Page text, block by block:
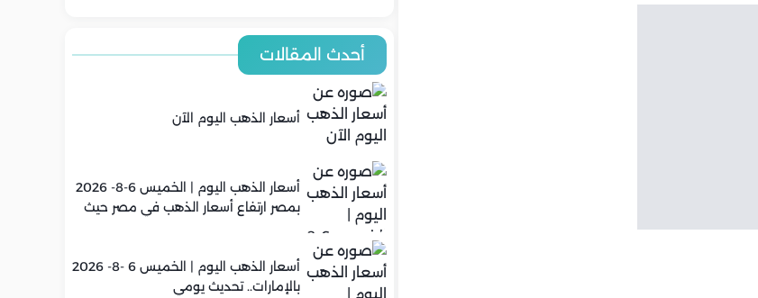
أحدث المقالات
أسعار الذهب اليوم الآن
أسعار الذهب اليوم | الخميس 6-8- 2026
بمصر ارتفاع أسعار الذهب في مصر حيث
أسعار الذهب اليوم | الخميس 6 -8- 2026
بالإمارات.. تحديث يومي